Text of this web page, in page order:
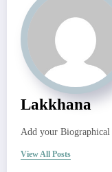
Lakkhana
Add your
View All Posts